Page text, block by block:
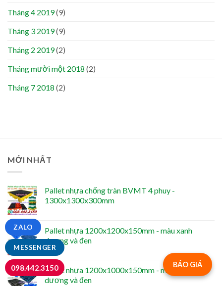
Tháng 4 2019(9)
Tháng 3 2019(9)
Tháng 2 2019(2)
Tháng mười một 2018 (2)
Tháng 7 2018 (2)
MỚI NHẤT
Pallet nhựa chống tràn BVMT 4 phuy -
1300x1300x300mm
Pallet nhựa 1200x1200x150mm - màu xanh
dương và đen
Pallet nhựa 1200x1000x150mm - màu xanh
dương và đen
BÁO GIÁ
MESSENGER
ZALO
098.442.3150